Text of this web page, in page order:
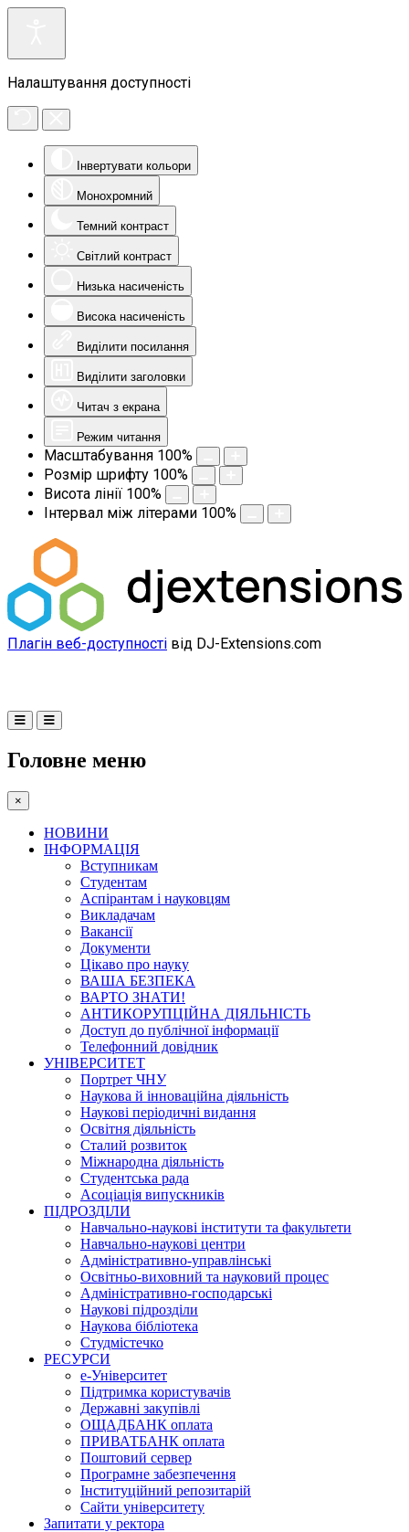
Налаштування доступності
Інвертувати кольори
Монохромний
Темний контраст
Світлий контраст
Низька насиченість
Висока насиченість
Виділити посилання
Виділити заголовки
Читач з екрана
Режим читання
Масштабування 100%
Розмір шрифту 100%
Висота лінії 100%
Інтервал між літерами 100%
Плагін веб-доступності від DJ-Extensions.com
Головне меню
×
НОВИНИ
ІНФОРМАЦІЯ
Вступникам
Студентам
Аспірантам і науковцям
Викладачам
Вакансії
Документи
Цікаво про науку
ВАША БЕЗПЕКА
ВАРТО ЗНАТИ!
АНТИКОРУПЦІЙНА ДІЯЛЬНІСТЬ
Доступ до публічної інформації
Телефонний довідник
УНІВЕРСИТЕТ
Портрет ЧНУ
Наукова й інноваційна діяльність
Наукові періодичні видання
Освітня діяльність
Сталий розвиток
Міжнародна діяльність
Студентська рада
Асоціація випускників
ПІДРОЗДІЛИ
Навчально-наукові інститути та факультети
Навчально-наукові центри
Адміністративно-управлінські
Освітньо-виховний та науковий процес
Адміністративно-господарські
Наукові підрозділи
Наукова бібліотека
Студмістечко
РЕСУРСИ
е-Університет
Підтримка користувачів
Державні закупівлі
ОЩАДБАНК оплата
ПРИВАТБАНК оплата
Поштовий сервер
Програмне забезпечення
Інституційний репозитарій
Сайти університету
Запитати у ректора